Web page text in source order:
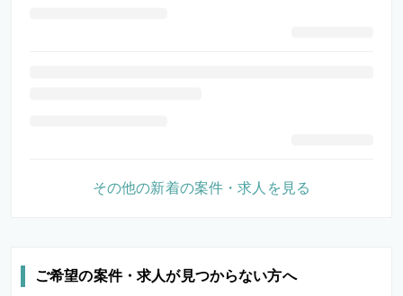
ご希望の案件・求人が見つからない方へ
その他の新着の案件・求人を見る